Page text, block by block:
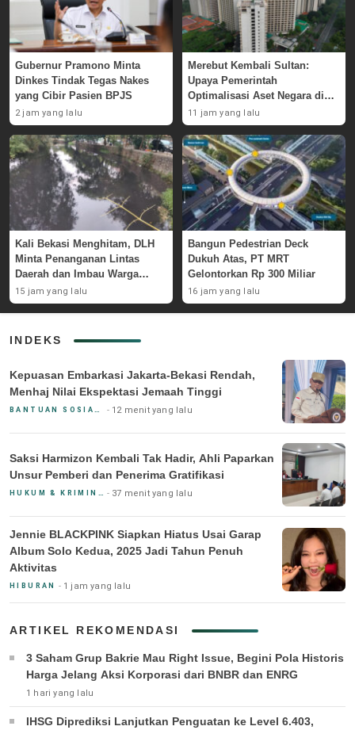
Gubernur Pramono Minta
Dinkes Tindak Tegas Nakes
yang Cibir Pasien BPJS
2 jam yang lalu
Merebut Kembali Sultan:
Upaya Pemerintah
Optimalisasi Aset Negara di
GBK
11 jam yang lalu
Kali Bekasi Menghitam, DLH
Minta Penanganan Lintas
Daerah dan Imbau Warga
Waspada
15 jam yang lalu
Bangun Pedestrian Deck
Dukuh Atas, PT MRT
Gelontorkan Rp 300 Miliar
16 jam yang lalu
INDEKS
Kepuasan Embarkasi Jakarta-Bekasi Rendah,
Menhaj Nilai Ekspektasi Jemaah Tinggi
12 menit yang lalu
Saksi Harmizon Kembali Tak Hadir, Ahli Paparkan
Unsur Pemberi dan Penerima Gratifikasi
37 menit yang lalu
Jennie BLACKPINK Siapkan Hiatus Usai Garap
Album Solo Kedua, 2025 Jadi Tahun Penuh
Aktivitas
HIBURAN 1 jam yang lalu
ARTIKEL REKOMENDASI
3 Saham Grup Bakrie Mau Right Issue, Begini Pola Historis
Harga Jelang Aksi Korporasi dari BNBR dan ENRG
1 hari yang lalu
IHSG Diprediksi Lanjutkan Penguatan ke Level 6.403,